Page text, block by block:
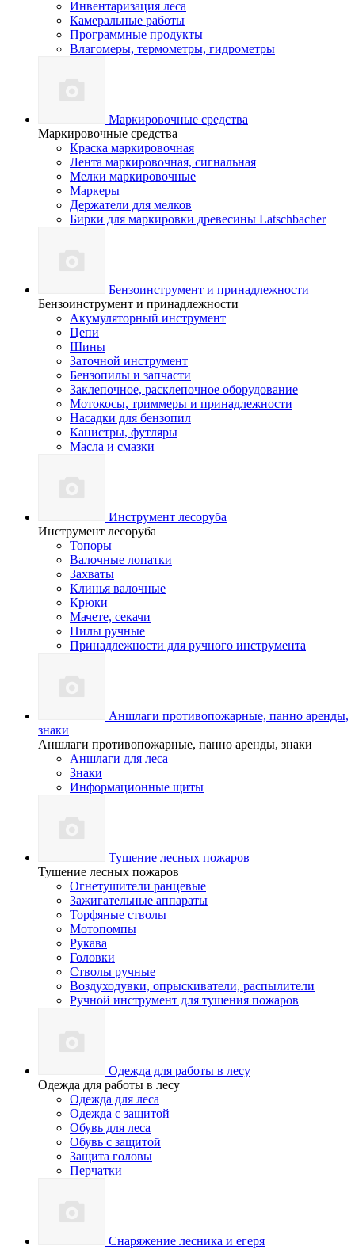
Инвентаризация леса
Камеральные работы
Программные продукты
Влагомеры, термометры, гидрометры
Маркировочные средства
Маркировочные средства
Краска маркировочная
Лента маркировочная, сигнальная
Мелки маркировочные
Маркеры
Держатели для мелков
Бирки для маркировки древесины Latschbacher
Бензоинструмент и принадлежности
Бензоинструмент и принадлежности
Акумуляторный инструмент
Цепи
Шины
Заточной инструмент
Бензопилы и запчасти
Заклепочное, расклепочное оборудование
Мотокосы, триммеры и принадлежности
Насадки для бензопил
Канистры, футляры
Масла и смазки
Инструмент лесоруба
Инструмент лесоруба
Топоры
Валочные лопатки
Захваты
Клинья валочные
Крюки
Мачете, секачи
Пилы ручные
Принадлежности для ручного инструмента
Аншлаги противопожарные, панно аренды,
знаки
Аншлаги противопожарные, панно аренды, знаки
Аншлаги для леса
Знаки
Информационные щиты
Тушение лесных пожаров
Тушение лесных пожаров
Огнетушители ранцевые
Зажигательные аппараты
Торфяные стволы
Мотопомпы
Рукава
Головки
Стволы ручные
Воздуходувки, опрыскиватели, распылители
Ручной инструмент для тушения пожаров
Одежда для работы в лесу
Одежда для работы в лесу
Одежда для леса
Одежда с защитой
Обувь для леса
Обувь с защитой
Защита головы
Перчатки
Снаряжение лесника и егеря